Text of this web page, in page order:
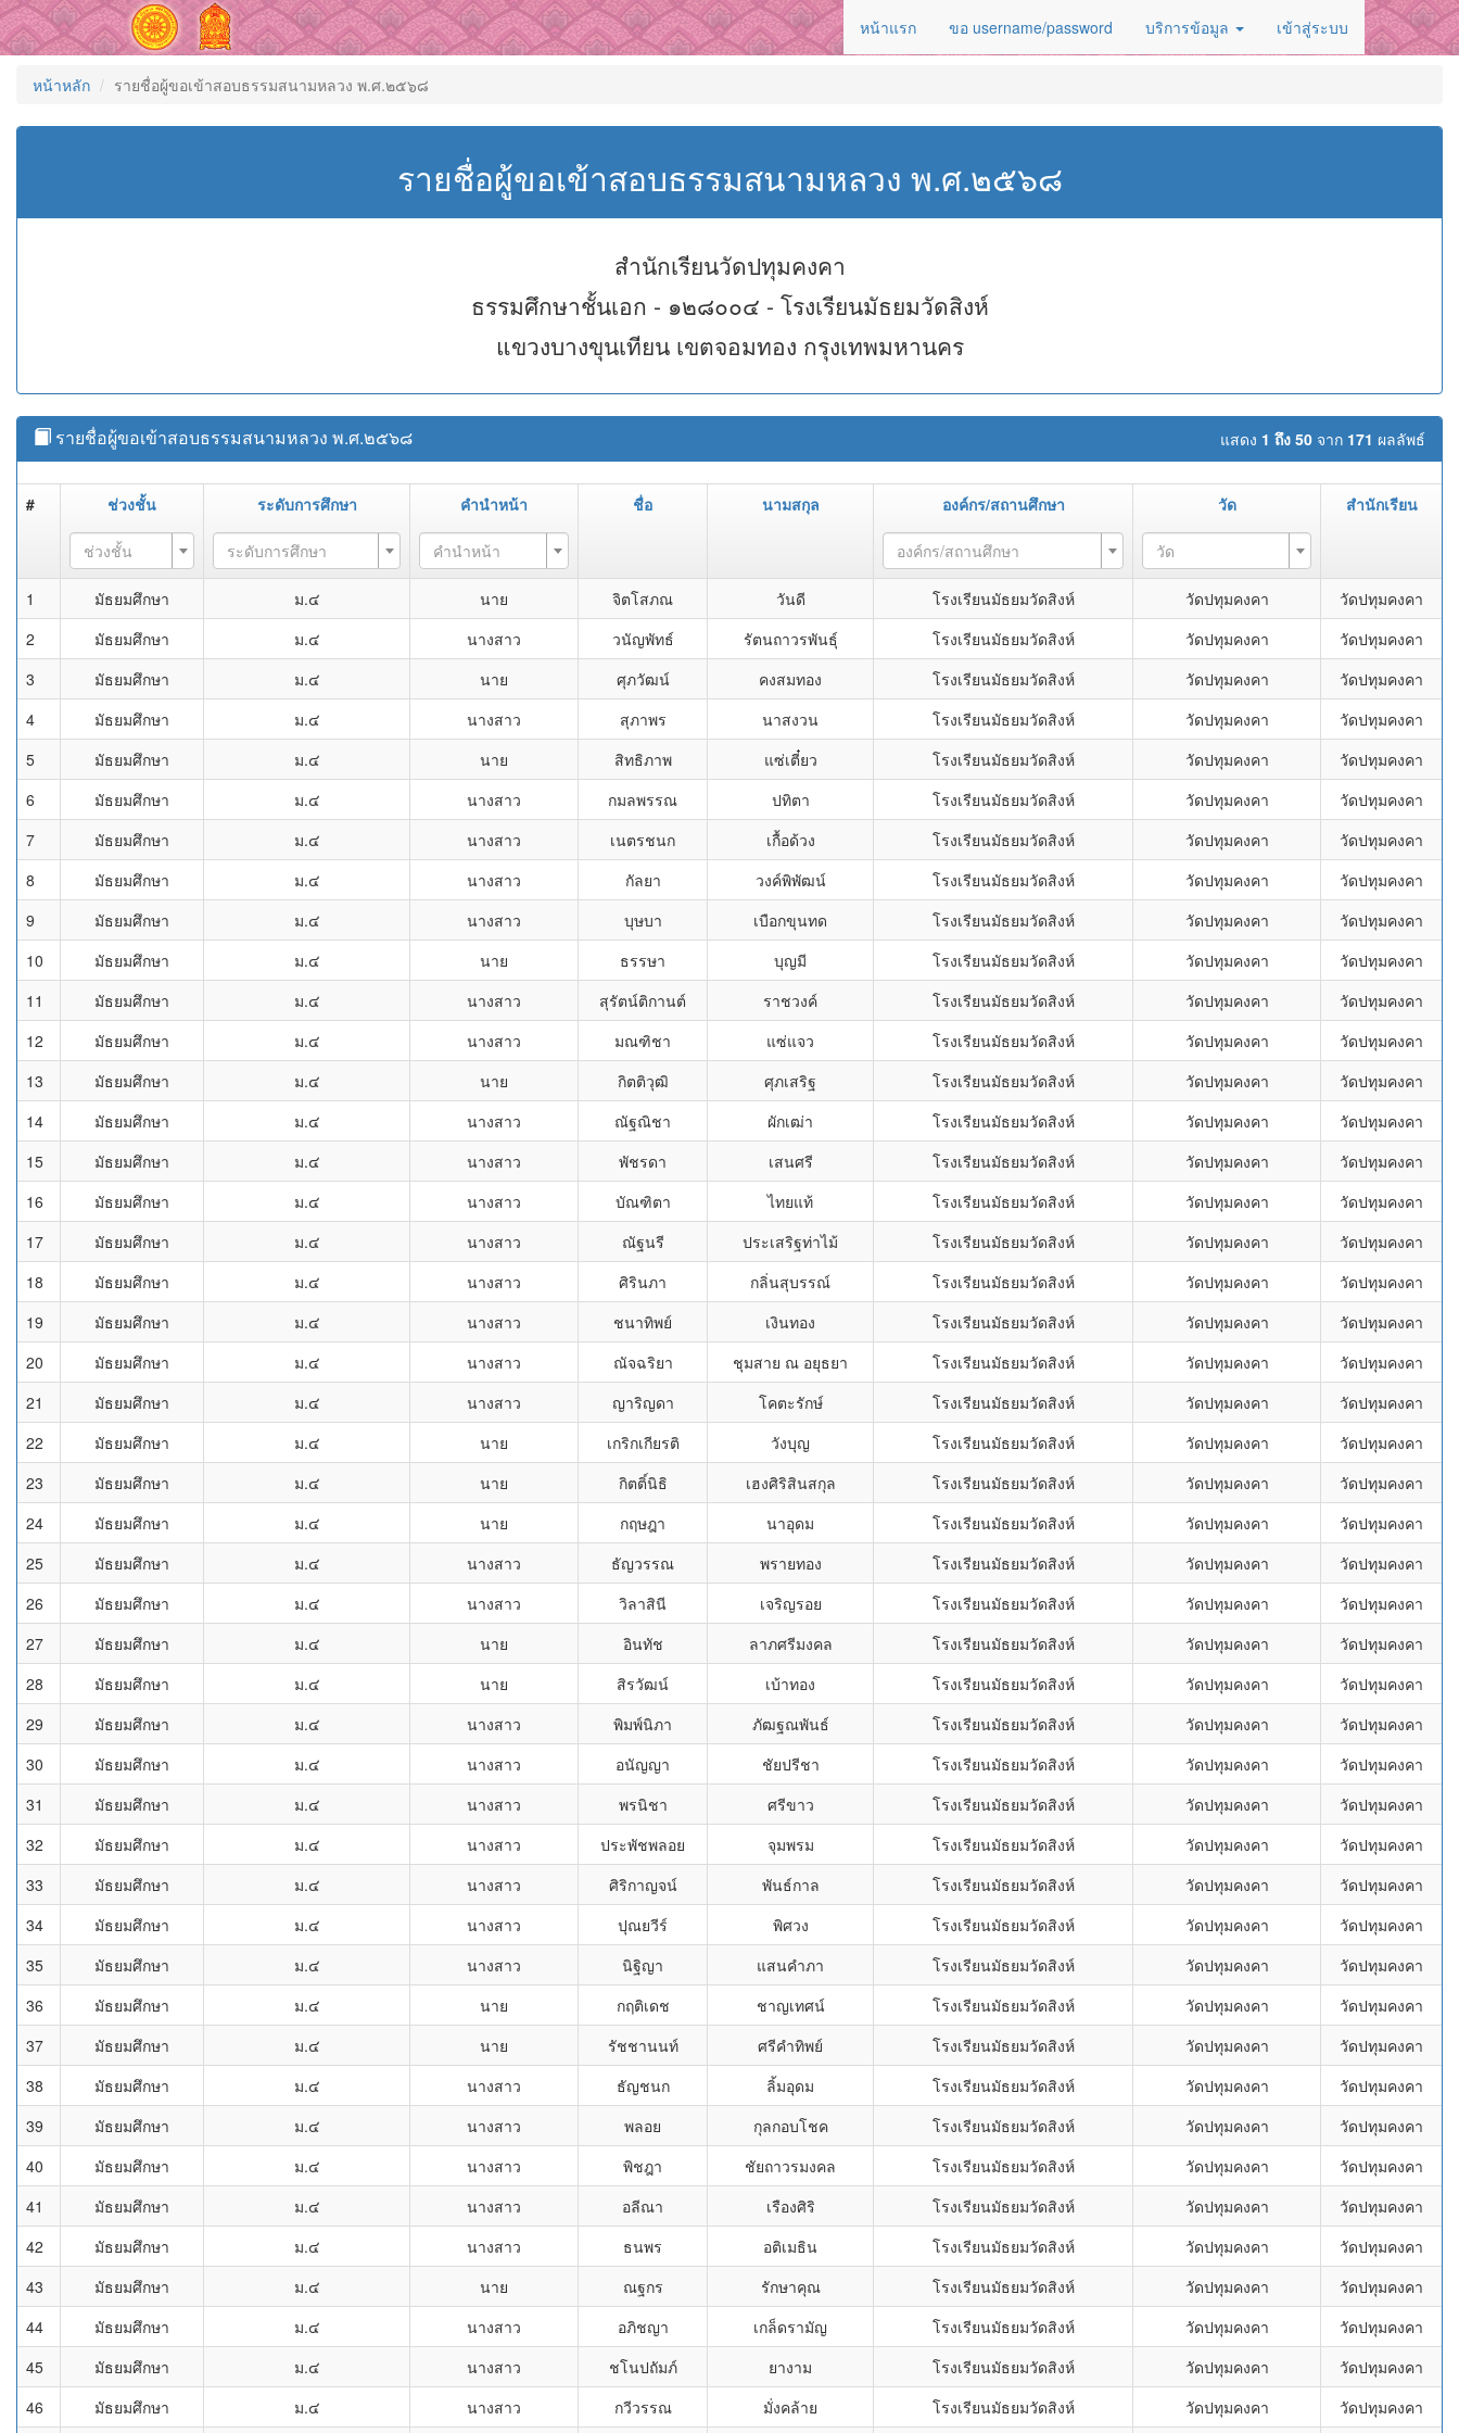
หน้าแรก ขอ username/password บริการข้อมูล เข้าสู่ระบบ
หน้าหลัก รายชื่อผู้ขอเข้าสอบธรรมสนามหลวง พ.ศ.๒๕๖๘
รายชื่อผู้ขอเข้าสอบธรรมสนามหลวง พ.ศ.๒๕๖๘
สำนักเรียนวัดปทุมคงคา
ธรรมศึกษาชั้นเอก - ๑๒๘๐๐๔ - โรงเรียนมัธยมวัดสิงห์
แขวงบางขุนเทียน เขตจอมทอง กรุงเทพมหานคร
แสดง 1 ถึง 50 จาก 171 ผลลัพธ์
รายชื่อผู้ขอเข้าสอบธรรมสนามหลวง พ.ศ.๒๕๖๘
# ช่วงชั้น ระดับการศึกษา คำนำหน้า ชื่อ นามสกุล องค์กร/สถานศึกษา วัด สำนักเรียน
ช่วงชั้น ระดับการศึกษา คำนำหน้า องค์กร/สถานศึกษา วัด
1 มัธยมศึกษา ม.๔ นาย จิตโสภณ วันดี โรงเรียนมัธยมวัดสิงห์ วัดปทุมคงคา
วัดปทุมคงคา
2
มัธยมศึกษา ม.๔ นางสาว วนัญพัทธ์ รัตนถาวรพันธุ์ โรงเรียนมัธยมวัดสิงห์ วัดปทุมคงคา
วัดปทุมคงคา
3
มัธยมศึกษา ม.๔ นาย ศุภวัฒน์ คงสมทอง โรงเรียนมัธยมวัดสิงห์ วัดปทุมคงคา
วัดปทุมคงคา
4
มัธยมศึกษา ม.๔ นางสาว สุภาพร นาสงวน โรงเรียนมัธยมวัดสิงห์ วัดปทุมคงคา
วัดปทุมคงคา
5
มัธยมศึกษา ม.๔ นาย สิทธิภาพ แซ่เตี๋ยว โรงเรียนมัธยมวัดสิงห์ วัดปทุมคงคา
วัดปทุมคงคา
6
มัธยมศึกษา ม.๔ นางสาว กมลพรรณ ปทิตา โรงเรียนมัธยมวัดสิงห์ วัดปทุมคงคา
วัดปทุมคงคา
7
มัธยมศึกษา ม.๔ นางสาว เนตรชนก เกื้อด้วง โรงเรียนมัธยมวัดสิงห์ วัดปทุมคงคา
วัดปทุมคงคา
8
มัธยมศึกษา ม.๔ นางสาว กัลยา วงค์พิพัฒน์ โรงเรียนมัธยมวัดสิงห์ วัดปทุมคงคา
วัดปทุมคงคา
9
มัธยมศึกษา ม.๔ นางสาว บุษบา เบือกขุนทด โรงเรียนมัธยมวัดสิงห์ วัดปทุมคงคา
วัดปทุมคงคา
10
มัธยมศึกษา ม.๔ นาย ธรรษา บุญมี โรงเรียนมัธยมวัดสิงห์ วัดปทุมคงคา
วัดปทุมคงคา
11
มัธยมศึกษา ม.๔ นางสาว สุรัตน์ติกานต์ ราชวงค์ โรงเรียนมัธยมวัดสิงห์ วัดปทุมคงคา
วัดปทุมคงคา
12
มัธยมศึกษา ม.๔ นางสาว มณฑิชา แซ่แจว โรงเรียนมัธยมวัดสิงห์ วัดปทุมคงคา
วัดปทุมคงคา
13
มัธยมศึกษา ม.๔ นาย กิตติวุฒิ ศุภเสริฐ โรงเรียนมัธยมวัดสิงห์ วัดปทุมคงคา
วัดปทุมคงคา
14
มัธยมศึกษา ม.๔ นางสาว ณัฐณิชา ผักเฒ่า โรงเรียนมัธยมวัดสิงห์ วัดปทุมคงคา
วัดปทุมคงคา
15
มัธยมศึกษา ม.๔ นางสาว พัชรดา เสนศรี โรงเรียนมัธยมวัดสิงห์ วัดปทุมคงคา
วัดปทุมคงคา
16
มัธยมศึกษา ม.๔ นางสาว บัณฑิตา ไทยแท้ โรงเรียนมัธยมวัดสิงห์ วัดปทุมคงคา
วัดปทุมคงคา
17
มัธยมศึกษา ม.๔ นางสาว ณัฐนรี ประเสริฐท่าไม้ โรงเรียนมัธยมวัดสิงห์ วัดปทุมคงคา
วัดปทุมคงคา
18
มัธยมศึกษา ม.๔ นางสาว ศิรินภา กลิ่นสุบรรณ์ โรงเรียนมัธยมวัดสิงห์ วัดปทุมคงคา
วัดปทุมคงคา
19
มัธยมศึกษา ม.๔ นางสาว ชนาทิพย์ เงินทอง โรงเรียนมัธยมวัดสิงห์ วัดปทุมคงคา
วัดปทุมคงคา
20
มัธยมศึกษา ม.๔ นางสาว ณัจฉริยา ชุมสาย ณ อยุธยา โรงเรียนมัธยมวัดสิงห์ วัดปทุมคงคา
วัดปทุมคงคา
21
มัธยมศึกษา ม.๔ นางสาว ญาริญดา โคตะรักษ์ โรงเรียนมัธยมวัดสิงห์ วัดปทุมคงคา
วัดปทุมคงคา
22
มัธยมศึกษา ม.๔ นาย เกริกเกียรติ วังบุญ โรงเรียนมัธยมวัดสิงห์ วัดปทุมคงคา
วัดปทุมคงคา
23
มัธยมศึกษา ม.๔ นาย กิตติ์นิธิ เฮงศิริสินสกุล โรงเรียนมัธยมวัดสิงห์ วัดปทุมคงคา
วัดปทุมคงคา
24
มัธยมศึกษา ม.๔ นาย กฤษฎา นาอุดม โรงเรียนมัธยมวัดสิงห์ วัดปทุมคงคา
วัดปทุมคงคา
25
มัธยมศึกษา ม.๔ นางสาว ธัญวรรณ พรายทอง โรงเรียนมัธยมวัดสิงห์ วัดปทุมคงคา
วัดปทุมคงคา
26
มัธยมศึกษา ม.๔ นางสาว วิลาสินี เจริญรอย โรงเรียนมัธยมวัดสิงห์ วัดปทุมคงคา
วัดปทุมคงคา
27
มัธยมศึกษา ม.๔ นาย อินทัช ลาภศรีมงคล โรงเรียนมัธยมวัดสิงห์ วัดปทุมคงคา
วัดปทุมคงคา
28
มัธยมศึกษา ม.๔ นาย สิรวัฒน์ เบ้าทอง โรงเรียนมัธยมวัดสิงห์ วัดปทุมคงคา
วัดปทุมคงคา
29
มัธยมศึกษา ม.๔ นางสาว พิมพ์นิภา ภัฒฐณพันธ์ โรงเรียนมัธยมวัดสิงห์ วัดปทุมคงคา
วัดปทุมคงคา
30
มัธยมศึกษา ม.๔ นางสาว อนัญญา ชัยปรีชา โรงเรียนมัธยมวัดสิงห์ วัดปทุมคงคา
วัดปทุมคงคา
31
มัธยมศึกษา ม.๔ นางสาว พรนิชา ศรีขาว โรงเรียนมัธยมวัดสิงห์ วัดปทุมคงคา
วัดปทุมคงคา
32
มัธยมศึกษา ม.๔ นางสาว ประพัชพลอย จุมพรม โรงเรียนมัธยมวัดสิงห์ วัดปทุมคงคา
วัดปทุมคงคา
33
มัธยมศึกษา ม.๔ นางสาว ศิริกาญจน์ พันธ์กาล โรงเรียนมัธยมวัดสิงห์ วัดปทุมคงคา
วัดปทุมคงคา
34
มัธยมศึกษา ม.๔ นางสาว ปุณยวีร์ พิศวง โรงเรียนมัธยมวัดสิงห์ วัดปทุมคงคา
วัดปทุมคงคา
35
มัธยมศึกษา ม.๔ นางสาว นิฐิญา แสนคำภา โรงเรียนมัธยมวัดสิงห์ วัดปทุมคงคา
วัดปทุมคงคา
36
มัธยมศึกษา ม.๔ นาย กฤติเดช ชาญเทศน์ โรงเรียนมัธยมวัดสิงห์ วัดปทุมคงคา
วัดปทุมคงคา
37
มัธยมศึกษา ม.๔ นาย รัชชานนท์ ศรีคำทิพย์ โรงเรียนมัธยมวัดสิงห์ วัดปทุมคงคา
วัดปทุมคงคา
38
มัธยมศึกษา ม.๔ นางสาว ธัญชนก ลิ้มอุดม โรงเรียนมัธยมวัดสิงห์ วัดปทุมคงคา
วัดปทุมคงคา
39
มัธยมศึกษา ม.๔ นางสาว พลอย กุลกอบโชค โรงเรียนมัธยมวัดสิงห์ วัดปทุมคงคา
วัดปทุมคงคา
40
มัธยมศึกษา ม.๔ นางสาว พิชฎา ชัยถาวรมงคล โรงเรียนมัธยมวัดสิงห์ วัดปทุมคงคา
วัดปทุมคงคา
41
มัธยมศึกษา ม.๔ นางสาว อลีณา เรืองศิริ โรงเรียนมัธยมวัดสิงห์ วัดปทุมคงคา
วัดปทุมคงคา
42
มัธยมศึกษา ม.๔ นางสาว ธนพร อติเมธิน โรงเรียนมัธยมวัดสิงห์ วัดปทุมคงคา
วัดปทุมคงคา
43
มัธยมศึกษา ม.๔ นาย ณฐกร รักษาคุณ โรงเรียนมัธยมวัดสิงห์ วัดปทุมคงคา
วัดปทุมคงคา
44
มัธยมศึกษา ม.๔ นางสาว อภิชญา เกล็ดรามัญ โรงเรียนมัธยมวัดสิงห์ วัดปทุมคงคา
วัดปทุมคงคา
45
มัธยมศึกษา ม.๔ นางสาว ชโนปถัมภ์ ยางาม โรงเรียนมัธยมวัดสิงห์ วัดปทุมคงคา
วัดปทุมคงคา
46
มัธยมศึกษา ม.๔ นางสาว กวีวรรณ มั่งคล้าย โรงเรียนมัธยมวัดสิงห์ วัดปทุมคงคา วัดปทุมคงคา